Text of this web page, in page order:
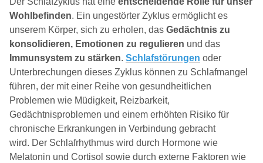
Wohlbefinden. Ein ungestörter Zyklus ermöglicht es
unserem Körper, sich zu erholen, das Gedächtnis zu
konsolidieren, Emotionen zu regulieren und das
Immunsystem zu stärken. Schlafstörungen oder
Unterbrechungen dieses Zyklus können zu Schlafmangel
führen, der mit einer Reihe von gesundheitlichen
Problemen wie Müdigkeit, Reizbarkeit,
Gedächtnisproblemen und einem erhöhten Risiko für
chronische Erkrankungen in Verbindung gebracht
wird. Der Schlafrhythmus wird durch Hormone wie
Melatonin und Cortisol sowie durch externe Faktoren wie